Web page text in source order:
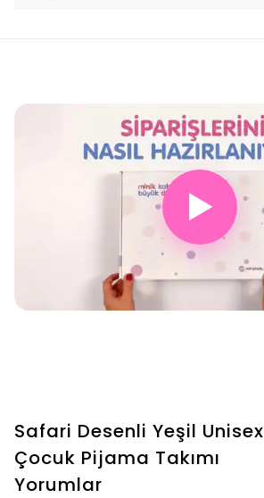
▶
Safari Desenli Yeşil Unisex
Çocuk Pijama Takımı
Yorumlar